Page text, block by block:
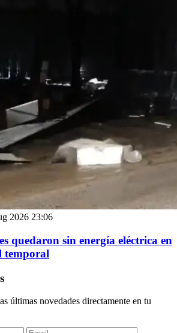
2026 23:06
quedaron sin energía eléctrica en
temporal
últimas novedades directamente en tu